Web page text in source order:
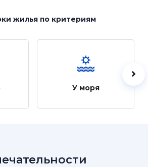
жильяпо критериям
У моря